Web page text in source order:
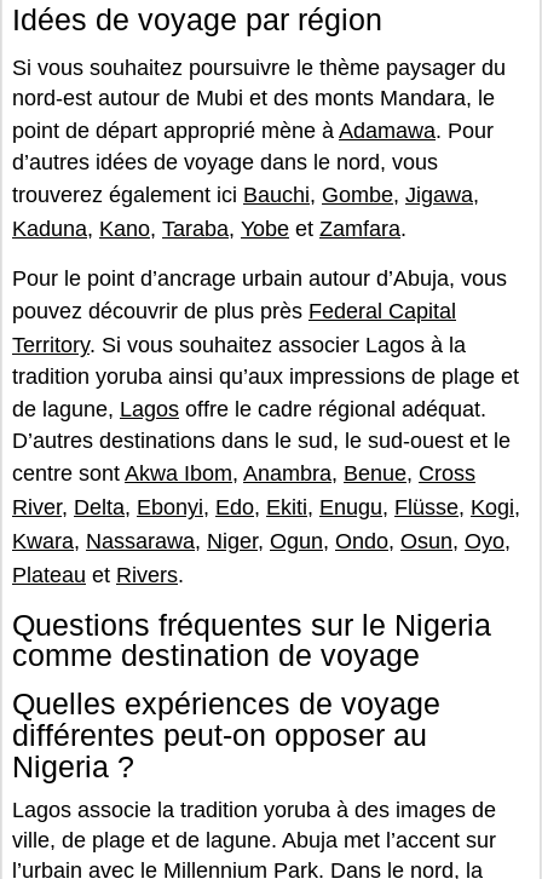
Idées de voyage par région
Si vous souhaitez poursuivre le thème paysager du
nord-est autour de Mubi et des monts Mandara, le
point de départ approprié mène à Adamawa. Pour
d’autres idées de voyage dans le nord, vous
trouverez également ici Bauchi, Gombe, Jigawa,
Kaduna, Kano, Taraba, Yobe et Zamfara.
Pour le point d’ancrage urbain autour d’Abuja, vous
pouvez découvrir de plus près Federal Capital
Territory. Si vous souhaitez associer Lagos à la
tradition yoruba ainsi qu’aux impressions de plage et
de lagune, Lagos offre le cadre régional adéquat.
D’autres destinations dans le sud, le sud-ouest et le
centre sont Akwa Ibom, Anambra, Benue, Cross
River, Delta, Ebonyi, Edo, Ekiti, Enugu, Flüsse, Kogi,
Kwara, Nassarawa, Niger, Ogun, Ondo, Osun, Oyo,
Plateau et Rivers.
Questions fréquentes sur le Nigeria
comme destination de voyage
Quelles expériences de voyage
différentes peut-on opposer au
Nigeria ?
Lagos associe la tradition yoruba à des images de
ville, de plage et de lagune. Abuja met l’accent sur
l’urbain avec le Millennium Park. Dans le nord, la